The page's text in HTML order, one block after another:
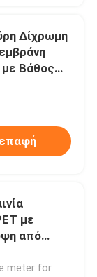
Δίχρωμη
Βάθος
Υψηλή
επαφή
με
από
meter for